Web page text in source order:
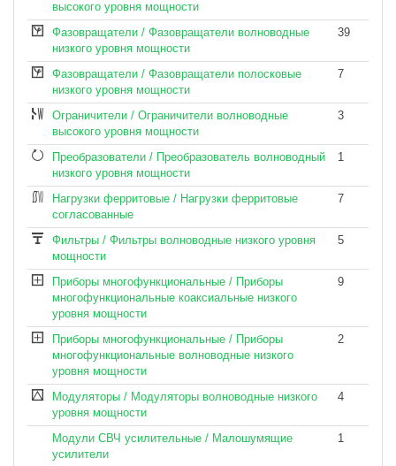
высокого уровня мощности
Фазовращатели / Фазовращатели волноводные
низкого уровня мощности
39
Фазовращатели / Фазовращатели полосковые
низкого уровня мощности
7
Ограничители / Ограничители волноводные
высокого уровня мощности
3
Преобразователи / Преобразователь волноводный
низкого уровня мощности
1
Нагрузки ферритовые / Нагрузки ферритовые
согласованные
7
Фильтры / Фильтры волноводные низкого уровня
мощности
5
Приборы многофункциональные / Приборы
многофункциональные коаксиальные низкого
уровня мощности
9
Приборы многофункциональные / Приборы
многофункциональные волноводные низкого
уровня мощности
2
Модуляторы / Модуляторы волноводные низкого
уровня мощности
4
Модули СВЧ усилительные / Малошумящие
усилители
1